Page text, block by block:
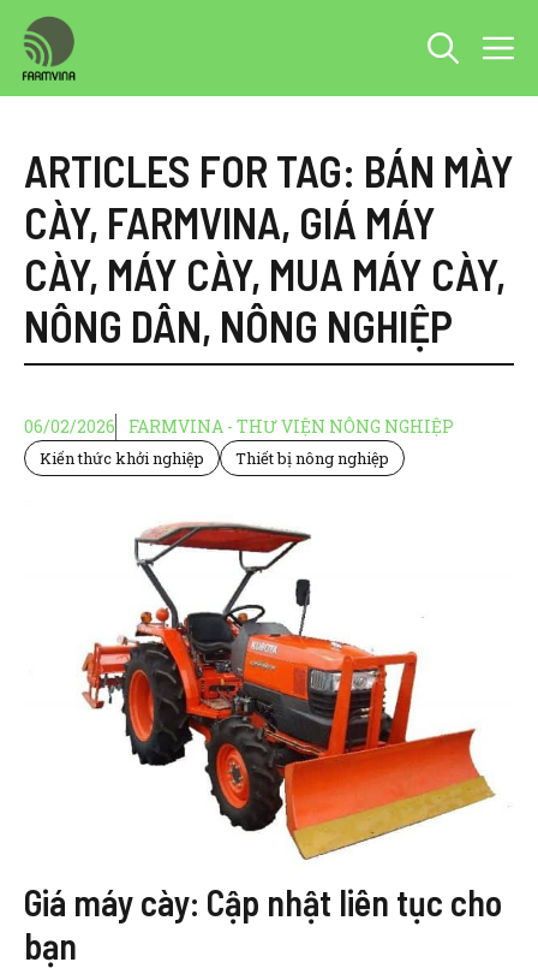
Chuyển
đến
nội
ARTICLES FOR TAG: BÁN MÀY
CÀY, FARMVINA, GIÁ MÁY
CÀY, MÁY CÀY, MUA MÁY CÀY,
NÔNG DÂN, NÔNG NGHIỆP
06/02/2026 FARMVINA - THƯ VIỆN NÔNG NGHIỆP
Kiến thức khởi nghiệp Thiết bị nông nghiệp
Giá máy cày: Cập nhật liên tục cho
bạn